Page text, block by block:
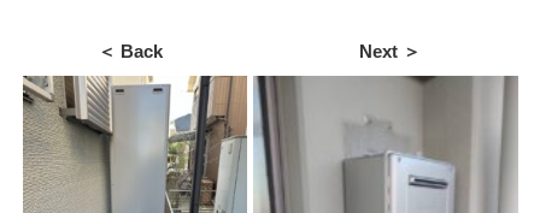
＜ Back Next ＞